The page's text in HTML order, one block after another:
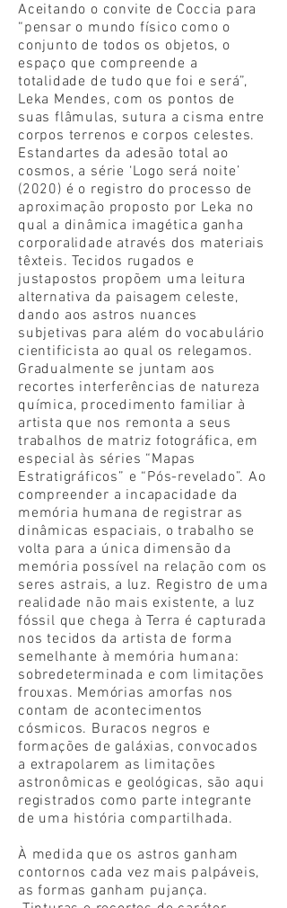
Aceitando o convite de Coccia para
“pensar o mundo físico como o
conjunto de todos os objetos, o
espaço que compreende a
totalidade de tudo que foi e será”,
Leka Mendes, com os pontos de
suas flâmulas, sutura a cisma entre
corpos terrenos e corpos celestes.
Estandartes da adesão total ao
cosmos, a série ‘Logo será noite’
(2020) é o registro do processo de
aproximação proposto por Leka no
qual a dinâmica imagética ganha
corporalidade através dos materiais
têxteis. Tecidos rugados e
justapostos propõem uma leitura
alternativa da paisagem celeste,
dando aos astros nuances
subjetivas para além do vocabulário
cientificista ao qual os relegamos.
Gradualmente se juntam aos
recortes interferências de natureza
química, procedimento familiar à
artista que nos remonta a seus
trabalhos de matriz fotográfica, em
especial às séries “Mapas
Estratigráficos” e “Pós-revelado”. Ao
compreender a incapacidade da
memória humana de registrar as
dinâmicas espaciais, o trabalho se
volta para a única dimensão da
memória possível na relação com os
seres astrais, a luz. Registro de uma
realidade não mais existente, a luz
fóssil que chega à Terra é capturada
nos tecidos da artista de forma
semelhante à memória humana:
sobredeterminada e com limitações
frouxas. Memórias amorfas nos
contam de acontecimentos
cósmicos. Buracos negros e
formações de galáxias, convocados
a extrapolarem as limitações
astronômicas e geológicas, são aqui
registrados como parte integrante
de uma história compartilhada.
À medida que os astros ganham
contornos cada vez mais palpáveis,
as formas ganham pujança.